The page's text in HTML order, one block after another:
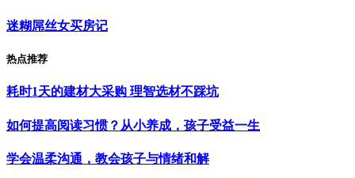
迷糊屌丝女买房记
热点推荐
耗时1天的建材大采购 理智选材不踩坑
如何提高阅读习惯？从小养成，孩子受益一生
学会温柔沟通，教会孩子与情绪和解